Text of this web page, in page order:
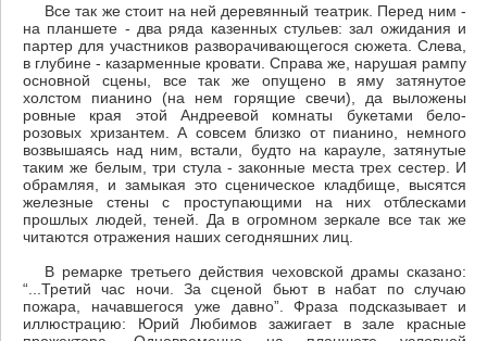
Все так же стоит на ней деревянный театрик. Перед ним -
на планшете - два ряда казенных стульев: зал ожидания и
партер для участников разворачивающегося сюжета. Слева,
в глубине - казарменные кровати. Справа же, нарушая рампу
основной сцены, все так же опущено в яму затянутое
холстом пианино (на нем горящие свечи), да выложены
ровные края этой Андреевой комнаты букетами бело-
розовых хризантем. А совсем близко от пианино, немного
возвышаясь над ним, встали, будто на карауле, затянутые
таким же белым, три стула - законные места трех сестер. И
обрамляя, и замыкая это сценическое кладбище, высятся
железные стены с проступающими на них отблесками
прошлых людей, теней. Да в огромном зеркале все так же
читаются отражения наших сегодняшних лиц.
В ремарке третьего действия чеховской драмы сказано:
“...Третий час ночи. За сценой бьют в набат по случаю
пожара, начавшегося уже давно”. Фраза подсказывает и
иллюстрацию: Юрий Любимов зажигает в зале красные